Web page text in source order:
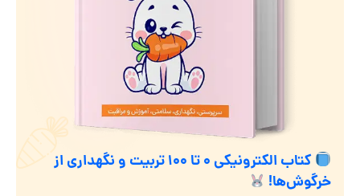
کتاب الکترونیکی ۰ تا ۱۰۰ تربیت و نگهداری از
خرگوش‌ها!